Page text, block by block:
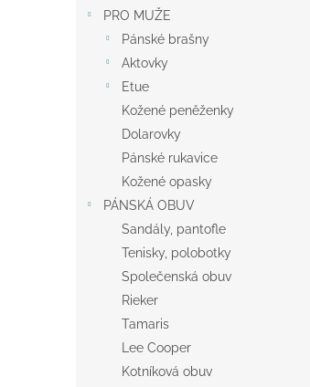
PRO MUŽE
Pánské brašny
Aktovky
Etue
Kožené peněženky
Dolarovky
Pánské rukavice
Kožené opasky
PÁNSKÁ OBUV
Sandály, pantofle
Tenisky, polobotky
Společenská obuv
Rieker
Tamaris
Lee Cooper
Kotníková obuv